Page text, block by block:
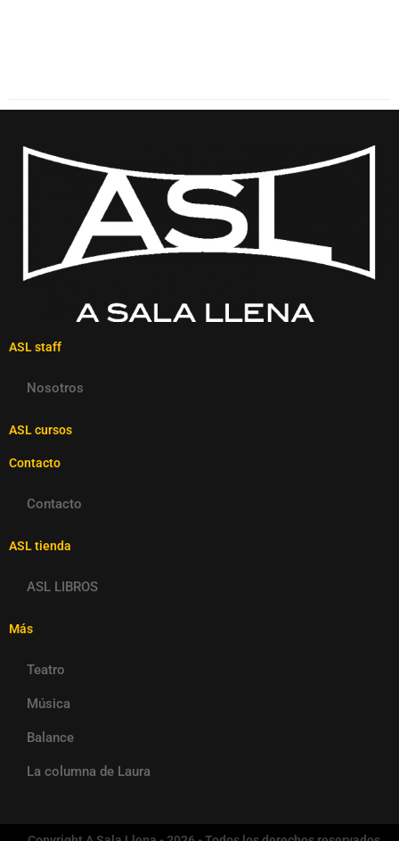
ASL staff
Nosotros
ASL cursos
Contacto
Contacto
ASL tienda
ASL LIBROS
Más
Teatro
Música
Balance
La columna de Laura